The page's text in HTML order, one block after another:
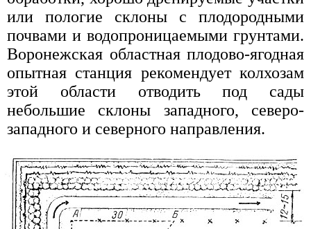
или пологие склоны с плодородными
почвами и водопроницаемыми грунтами.
Воронежская областная плодово-ягодная
опытная станция рекомендует колхозам
этой области отводить под сады
небольшие склоны западного, северо-
западного и северного направления.